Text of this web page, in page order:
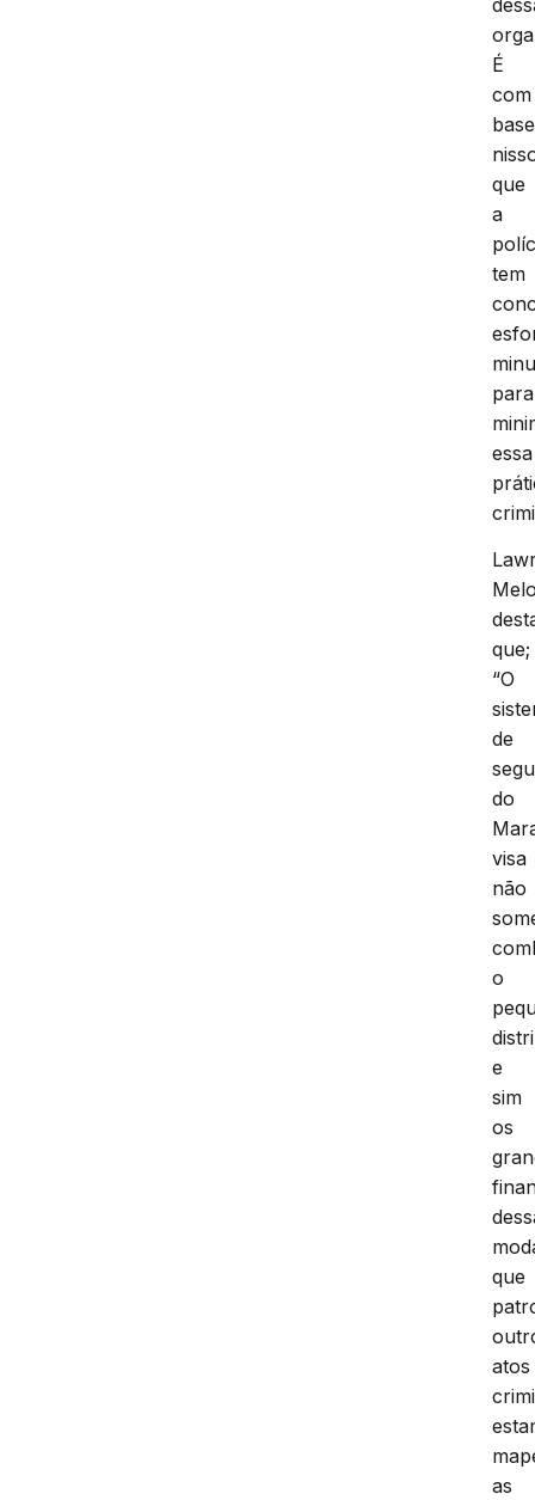
É
com
base
que
a
tem
para
essa
que;
“O
de
do
visa
não
o
e
sim
os
que
atos
as